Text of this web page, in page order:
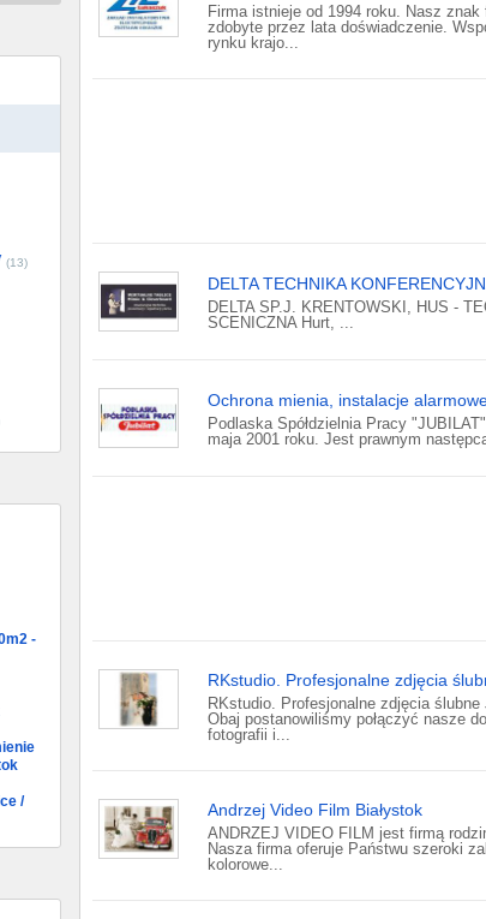
(13)
-
/
Firma istnieje od 1994 roku. Nasz
zdobyte przez lata doświadczenie.
rynku krajo...
DELTA TECHNIKA
DELTA SP.J. KRENTOWSKI, HUS -
SCENICZNA Hurt, ...
Ochrona mienia, instalacje
Podlaska Spółdzielnia Pracy
maja 2001 roku. Jest prawnym
RKstudio. Profesjonalne zdjęcia
RKstudio. Profesjonalne zdjęcia
Obaj postanowiliśmy połączyć nasze
fotografii i...
Andrzej Video Film Białystok
ANDRZEJ VIDEO FILM jest firmą
Nasza firma oferuje Państwu szeroki
kolorowe...